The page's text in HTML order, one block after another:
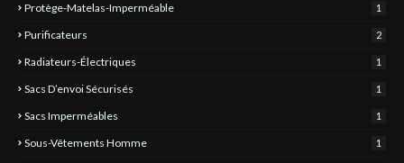
Protège-Matelas-Imperméable 1
Purificateurs 2
Radiateurs-Électriques 1
Sacs D’envoi Sécurisés 1
Sacs Imperméables 1
Sous-Vêtements Homme 1